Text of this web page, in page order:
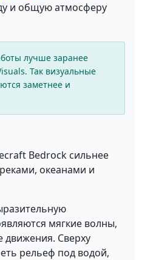
и общую атмосферу
лучше заранее
Так визуальные
заметнее и
Bedrock сильнее
океанами и
мягкие волны,
Сверху
рельеф под водой,